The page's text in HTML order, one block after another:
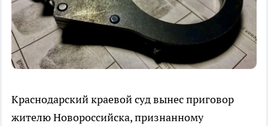
Краснодарский краевой суд вынес приговор
жителю Новороссийска, признанному